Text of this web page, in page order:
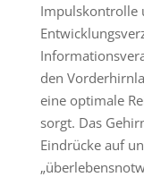
Impulskontrolle
den
eine optimale
sorgt. Das
Eindrücke auf